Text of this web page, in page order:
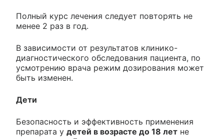
Полный курс лечения следует повторять не
менее 2 раз в год.
В зависимости от результатов клинико-
диагностического обследования пациента, по
усмотрению врача режим дозирования может
быть изменен.
Дети
Безопасность и эффективность применения
препарата у детей в возрасте до 18 лет не